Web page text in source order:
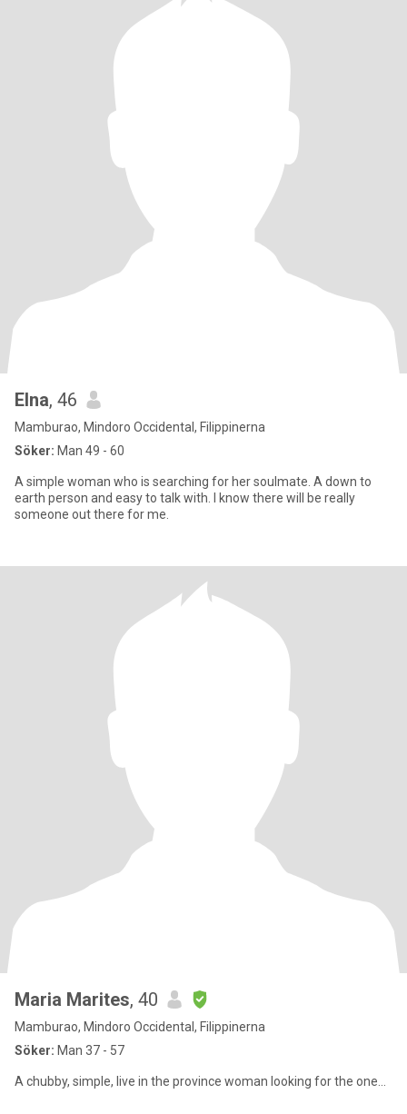
Elna, 46
Mamburao, Mindoro Occidental, Filippinerna
Söker: Man 49 - 60
A simple woman who is searching for her soulmate. A down to
earth person and easy to talk with. I know there will be really
someone out there for me.
Maria Marites, 40
Mamburao, Mindoro Occidental, Filippinerna
Söker: Man 37 - 57
A chubby, simple, live in the province woman looking for the one...